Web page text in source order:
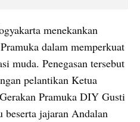
menekankan
dalam memperkuat
muda. Penegasan tersebut
pelantikan Ketua
Pramuka DIY Gusti
jajaran Andalan